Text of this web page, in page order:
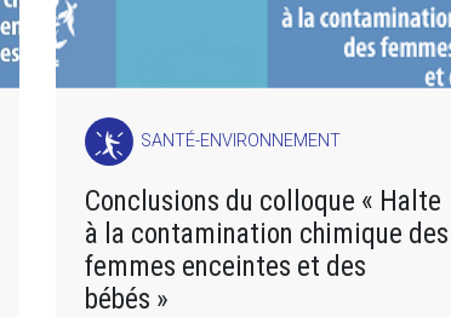
SANTÉ-ENVIRONNEMENT
Conclusions du colloque « Halte
à la contamination chimique des
femmes enceintes et des
bébés »